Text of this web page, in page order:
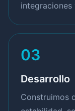
integraciones
03
Desarrollo
Construimos